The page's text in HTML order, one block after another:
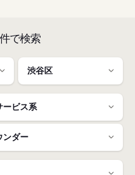
で検索